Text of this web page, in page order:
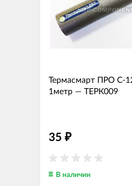
Термасмарт ПРО С-
1метр — ТЕРК009
35 ₽
В наличии